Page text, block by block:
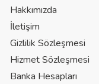
Hakkımızda
İletişim
Gizlilik Sözleşmesi
Hizmet Sözleşmesi
Banka Hesapları